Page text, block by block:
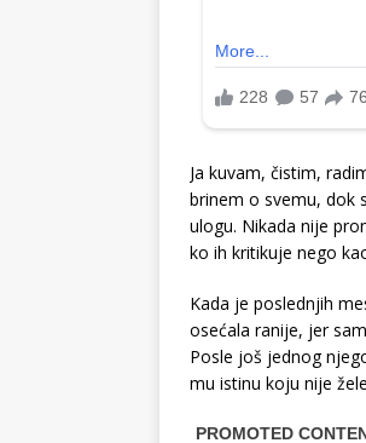
Ja kuvam, čistim,
brinem o svemu, dok
ulogu. Nikada nije
ko ih kritikuje nego
Kada je poslednjih
osećala ranije, jer
Posle još jednog
mu istinu koju nije